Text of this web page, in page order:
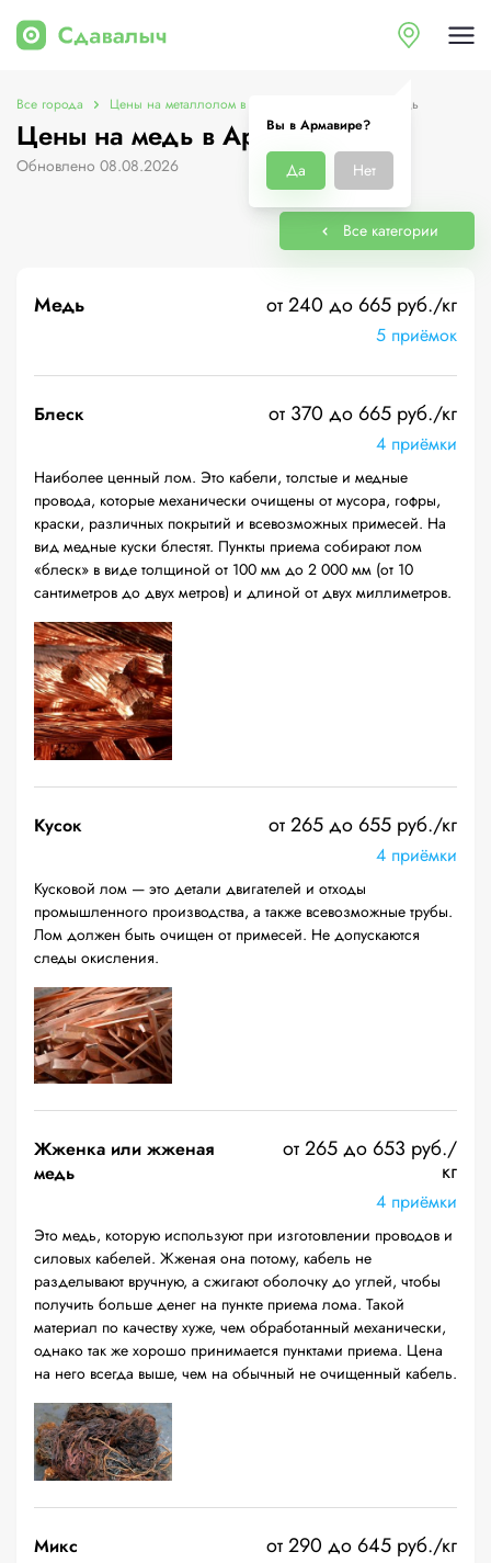
Вы в Армавире?
Да Нет
Все города Цены на металлолом в Армавире Цены на медь
Цены на медь в Армавире
Обновлено 08.08.2026
Все категории
Медь от 240 до 665 руб./кг
5 приёмок
Блеск от 370 до 665 руб./кг
4 приёмки
Наиболее ценный лом. Это кабели, толстые и медные
провода, которые механически очищены от мусора, гофры,
краски, различных покрытий и всевозможных примесей. На
вид медные куски блестят. Пункты приема собирают лом
«блеск» в виде толщиной от 100 мм до 2 000 мм (от 10
сантиметров до двух метров) и длиной от двух миллиметров.
Кусок от 265 до 655 руб./кг
4 приёмки
Кусковой лом — это детали двигателей и отходы
промышленного производства, а также всевозможные трубы.
Лом должен быть очищен от примесей. Не допускаются
следы окисления.
Жженка или жженая
медь
от 265 до 653 руб./
кг
4 приёмки
Это медь, которую используют при изготовлении проводов и
силовых кабелей. Жженая она потому, кабель не
разделывают вручную, а сжигают оболочку до углей, чтобы
получить больше денег на пункте приема лома. Такой
материал по качеству хуже, чем обработанный механически,
однако так же хорошо принимается пунктами приема. Цена
на него всегда выше, чем на обычный не очищенный кабель.
Микс от 290 до 645 руб./кг